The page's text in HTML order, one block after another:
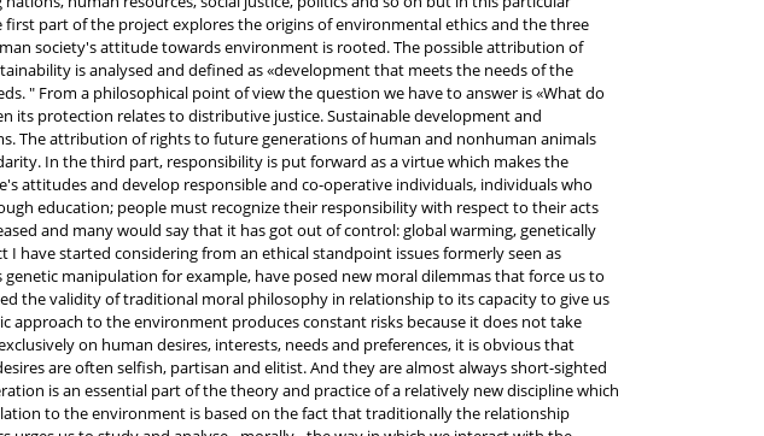
part of the project explores the origins of environmental ethics and the three
society's attitude towards environment is rooted. The possible attribution of
is analysed and defined as «development that meets the needs of the
" From a philosophical point of view the question we have to answer is «What do
its protection relates to distributive justice. Sustainable development and
The attribution of rights to future generations of human and nonhuman animals
In the third part, responsibility is put forward as a virtue which makes the
attitudes and develop responsible and co-operative individuals, individuals who
education; people must recognize their responsibility with respect to their acts
and many would say that it has got out of control: global warming, genetically
have started considering from an ethical standpoint issues formerly seen as
manipulation for example, have posed new moral dilemmas that force us to
the validity of traditional moral philosophy in relationship to its capacity to give us
to the environment produces constant risks because it does not take
on human desires, interests, needs and preferences, it is obvious that
are often selfish, partisan and elitist. And they are almost always short-sighted
is an essential part of the theory and practice of a relatively new discipline which
to the environment is based on the fact that traditionally the relationship